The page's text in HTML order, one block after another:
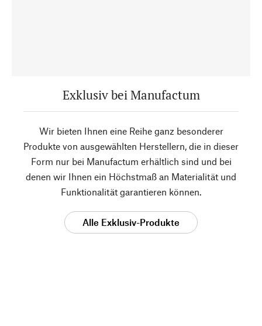
Exklusiv bei Manufactum
Wir bieten Ihnen eine Reihe ganz besonderer
Produkte von ausgewählten Herstellern, die in dieser
Form nur bei Manufactum erhältlich sind und bei
denen wir Ihnen ein Höchstmaß an Materialität und
Funktionalität garantieren können.
Alle Exklusiv-Produkte